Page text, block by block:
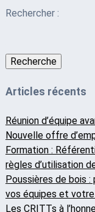
Rechercher :
Recherche
Articles récents
Réunion d’équipe
Nouvelle offre
Formation :
règles d’utilisation
Poussières de bois
vos équipes et
Les CRITTs à